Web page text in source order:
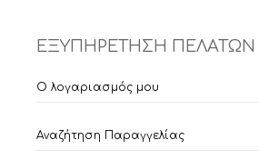
ΕΞΥΠΗΡΕΤΗΣΗ ΠΕΛΑΤΩΝ
Ο λογαριασμός μου
Αναζήτηση Παραγγελίας